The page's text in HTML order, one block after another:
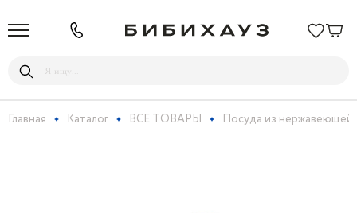
Главная Каталог ВСЕ ТОВАРЫ Посуда из нержавеющей